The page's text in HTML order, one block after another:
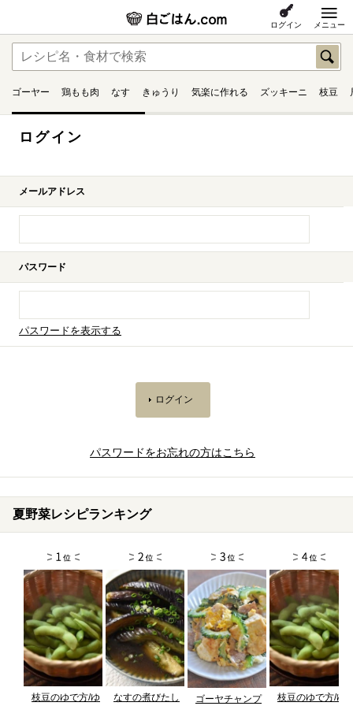
ログイン メニュー
ゴーヤー 鶏もも肉 なす きゅうり 気楽に作れる ズッキーニ 枝豆
ログイン
メールアドレス
パスワード
パスワードを表示する
パスワードをお忘れの方はこちら
夏野菜レシピランキング
枝豆のゆで方/ゆ
なすの煮びたし
ゴーヤチャンプ
枝豆のゆで方/ゆ